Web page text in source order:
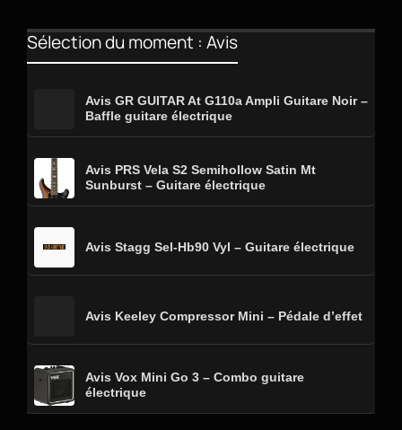
Sélection du moment : Avis
Avis GR GUITAR At G110a Ampli Guitare Noir –
Baffle guitare électrique
Avis PRS Vela S2 Semihollow Satin Mt
Sunburst – Guitare électrique
Avis Stagg Sel-Hb90 Vyl – Guitare électrique
Avis Keeley Compressor Mini – Pédale d’effet
Avis Vox Mini Go 3 – Combo guitare
électrique